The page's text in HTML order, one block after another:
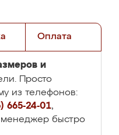
Оплата
и
Просто
из телефонов:
665-24-01,
быстро